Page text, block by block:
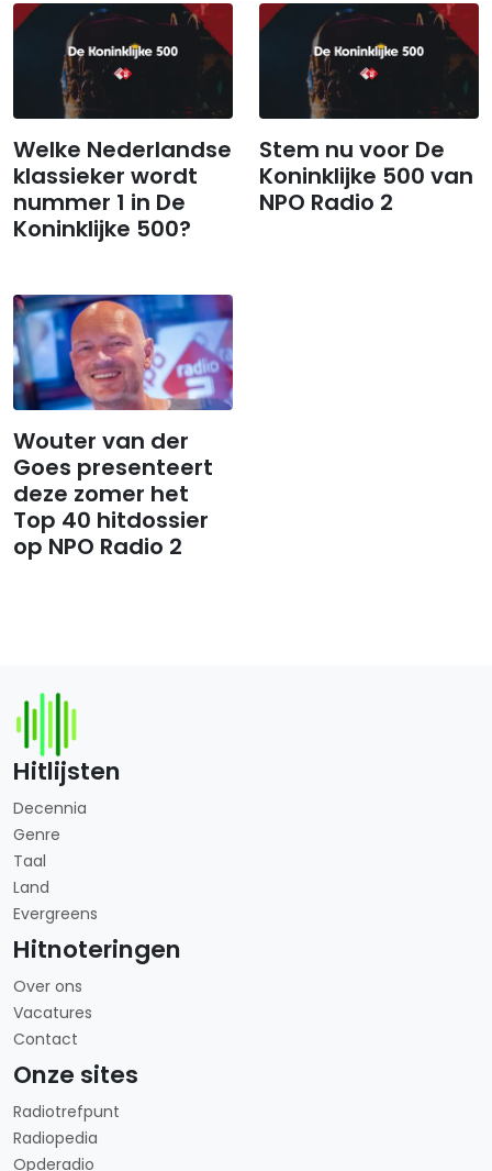
Welke Nederlandse
klassieker wordt
nummer 1 in De
Koninklijke 500?
Stem nu voor De
Koninklijke 500 van
NPO Radio 2
Wouter van der
Goes presenteert
deze zomer het
Top 40 hitdossier
op NPO Radio 2
Hitlijsten
Decennia
Genre
Taal
Land
Evergreens
Hitnoteringen
Over ons
Vacatures
Contact
Onze sites
Radiotrefpunt
Radiopedia
Opderadio